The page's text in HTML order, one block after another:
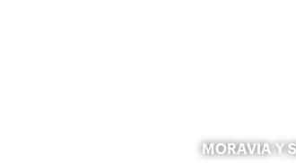
MORAVIA Y